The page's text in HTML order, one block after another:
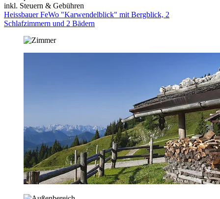
inkl. Steuern & Gebühren
Heissbauer FeWo "Karwendelblick" mit Bergblick, 2
Schlafzimmern und 2 Bädern